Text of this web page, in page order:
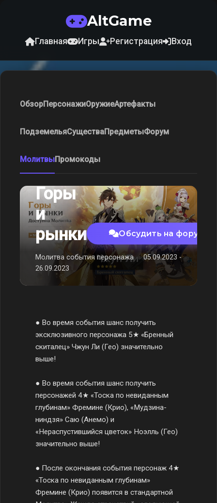
AltGame
Главная Игры Регистрация Вход
ОбзорПерсонажиОружиеАртефакты
ПодземельяСуществаПредметыФорум
МолитвыПромокоды
Горы
и
рынки
Обсудить на форуме
Молитва события персонажа
05.09.2023 -
26.09.2023
● Во время события шанс получить
эксклюзивного персонажа 5★ «Бренный
скиталец» Чжун Ли (Гео) значительно
выше!
● Во время события шанс получить
персонажей 4★ «Тоска по невиданным
глубинам» Фремине (Крио), «Мудзина-
ниндзя» Саю (Анемо) и
«Нераспустившийся цветок» Ноэлль (Гео)
значительно выше!
● После окончания события персонаж 4★
«Тоска по невиданным глубинам»
Фремине (Крио) появится в стандартной